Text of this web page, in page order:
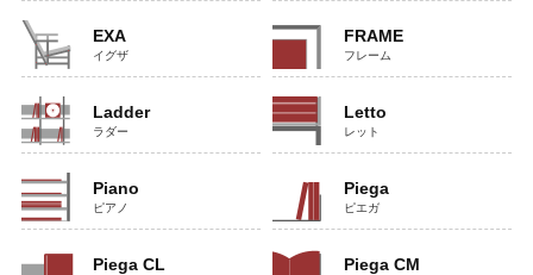
EXA
イグザ
FRAME
フレーム
Ladder
ラダー
Letto
レット
Piano
ピアノ
Piega
ピエガ
Piega CL Piega CM